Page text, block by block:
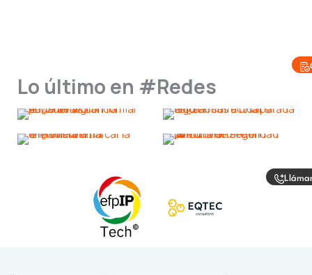
Lo último en #Redes